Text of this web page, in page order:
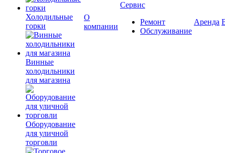
Холодильные
горки
Винные
холодильники
для магазина
Оборудование
для уличной
торговли
О
компании
Сервис
Ремонт
Обслуживание
Аренда